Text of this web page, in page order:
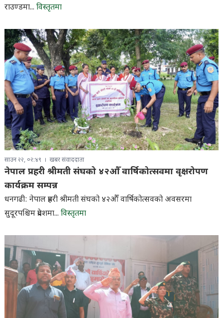
राउण्डमा... विस्तृतमा
साउन २२, ०२:४९ खबर संवाददाता
नेपाल प्रहरी श्रीमती संघको ४२औँ वार्षिकोत्सवमा वृक्षरोपण
कार्यक्रम सम्पन्न
धनगढी: नेपाल प्रहरी श्रीमती संघको ४२औँ वार्षिकोत्सवको अवसरमा
सुदूरपश्चिम प्रदेशमा... विस्तृतमा